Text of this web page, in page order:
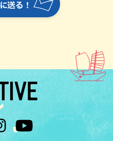
に送る！